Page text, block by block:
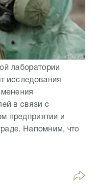
лаборатории
исследования
в связи с
предприятии и
Напомним, что